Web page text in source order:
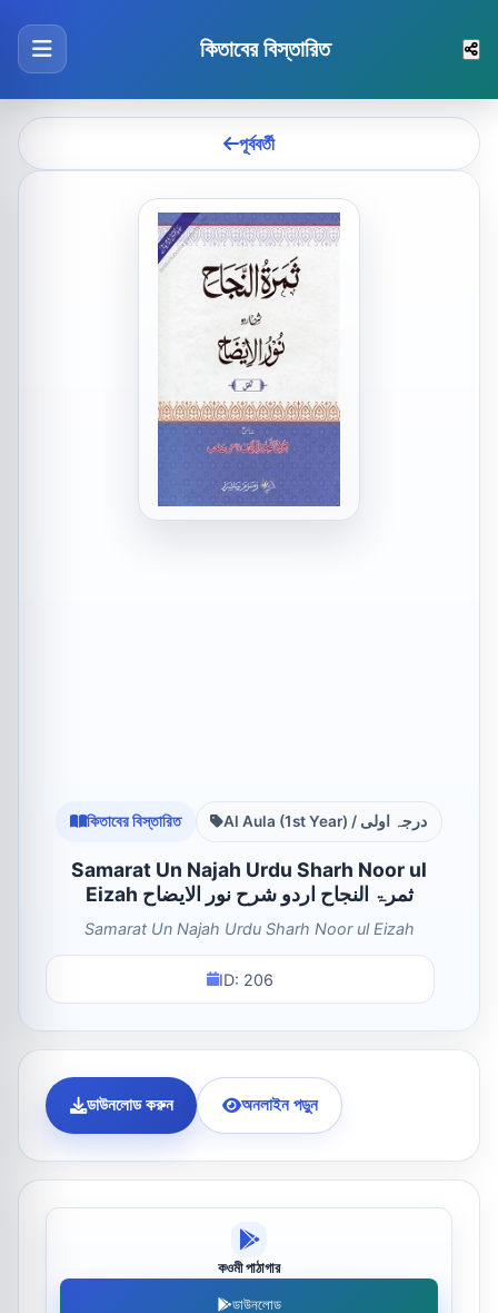
কিতাবের বিস্তারিত
পূর্ববর্তী
কিতাবের বিস্তারিত Al Aula (1st Year) / درجہ اولی
Samarat Un Najah Urdu Sharh Noor ul
Eizah ثمرۃ النجاح اردو شرح نور الایضاح
Samarat Un Najah Urdu Sharh Noor ul Eizah
ID: 206
ডাউনলোড করুন অনলাইন পড়ুন
কওমী পাঠাগার
ডাউনলোড